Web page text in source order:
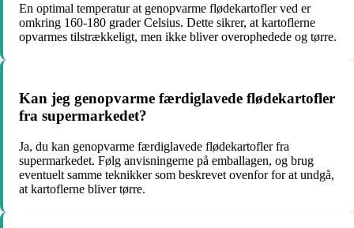
En optimal temperatur at genopvarme flødekartofler ved er
omkring 160-180 grader Celsius. Dette sikrer, at kartoflerne
opvarmes tilstrækkeligt, men ikke bliver overophedede og tørre.
Kan jeg genopvarme færdiglavede flødekartofler
fra supermarkedet?
Ja, du kan genopvarme færdiglavede flødekartofler fra
supermarkedet. Følg anvisningerne på emballagen, og brug
eventuelt samme teknikker som beskrevet ovenfor for at undgå,
at kartoflerne bliver tørre.